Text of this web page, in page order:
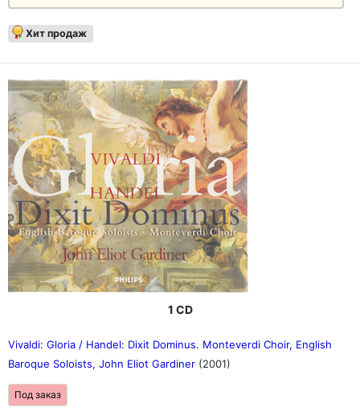
Хит продаж
1 CD
Vivaldi: Gloria / Handel: Dixit Dominus. Monteverdi Choir, English
Baroque Soloists, John Eliot Gardiner (2001)
Под заказ